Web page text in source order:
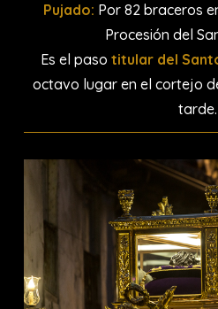
Pujado: Por 82 braceros
Procesión del
Es el paso titular del
octavo lugar en el cortejo
tarde.